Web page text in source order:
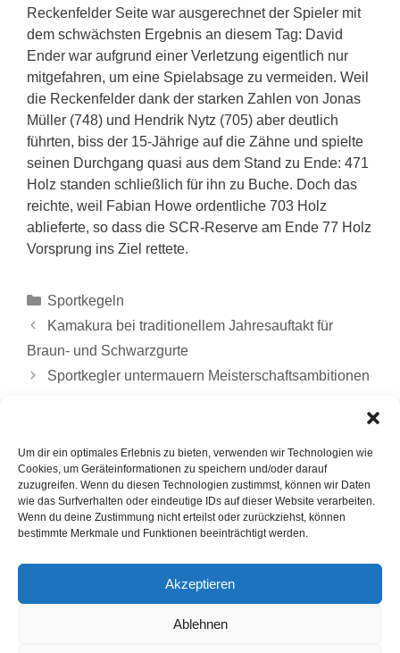
Um dir ein optimales Erlebnis zu bieten, verwenden wir Technologien wie
Cookies, um Geräteinformationen zu speichern und/oder darauf
zuzugreifen. Wenn du diesen Technologien zustimmst, können wir Daten
wie das Surfverhalten oder eindeutige IDs auf dieser Website verarbeiten.
Wenn du deine Zustimmung nicht erteilst oder zurückziehst, können
bestimmte Merkmale und Funktionen beeinträchtigt werden.
Akzeptieren
Ablehnen
Reckenfelder Seite war ausgerechnet der Spieler mit
dem schwächsten Ergebnis an diesem Tag: David
Ender war aufgrund einer Verletzung eigentlich nur
mitgefahren, um eine Spielabsage zu vermeiden. Weil
die Reckenfelder dank der starken Zahlen von Jonas
Müller (748) und Hendrik Nytz (705) aber deutlich
führten, biss der 15-Jährige auf die Zähne und spielte
seinen Durchgang quasi aus dem Stand zu Ende: 471
Holz standen schließlich für ihn zu Buche. Doch das
reichte, weil Fabian Howe ordentliche 703 Holz
ablieferte, so dass die SCR-Reserve am Ende 77 Holz
Vorsprung ins Ziel rettete.
Sportkegeln
Kamakura bei traditionellem Jahresauftakt für
Braun- und Schwarzgurte
Sportkegler untermauern Meisterschaftsambitionen